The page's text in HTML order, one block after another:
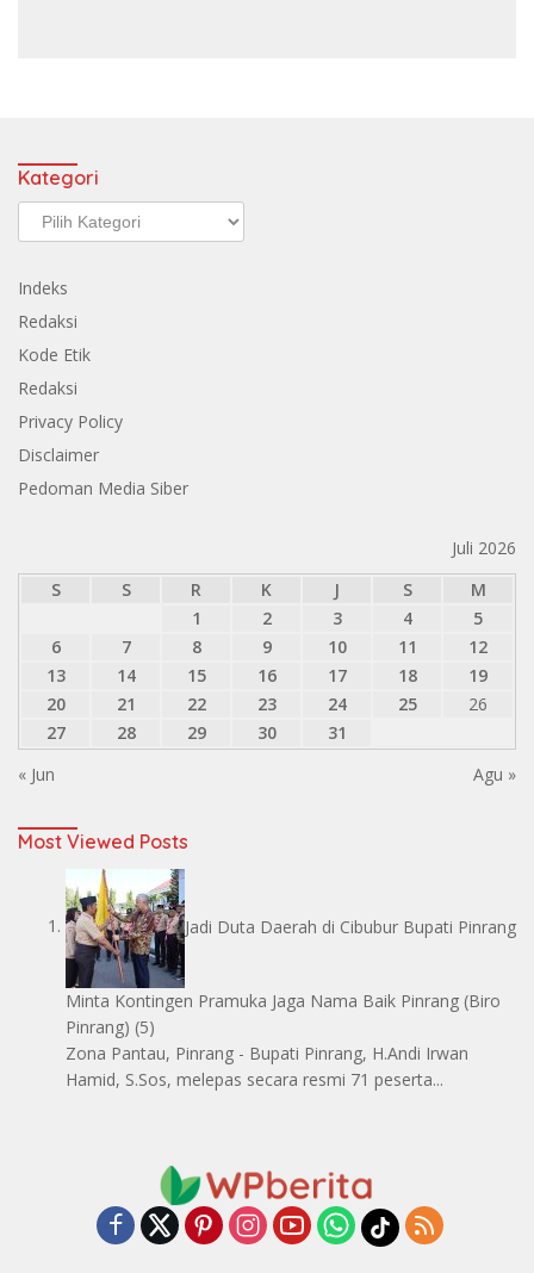
Kategori
Kategori
Indeks
Redaksi
Kode Etik
Redaksi
Privacy Policy
Disclaimer
Pedoman Media Siber
Juli 2026
S
S R K J S
M
1
2 3 4
5
6
7 8 9 10 11
12
13
14 15 16 17 18
19
20
21 22 23 24 25
26
27
28 29 30
31
« Jun
Agu »
Most Viewed Posts
Jadi Duta Daerah di Cibubur Bupati Pinrang
Minta Kontingen Pramuka Jaga Nama Baik Pinrang (Biro
Pinrang) (5)
Zona Pantau, Pinrang - Bupati Pinrang, H.Andi Irwan
Hamid, S.Sos, melepas secara resmi 71 peserta...